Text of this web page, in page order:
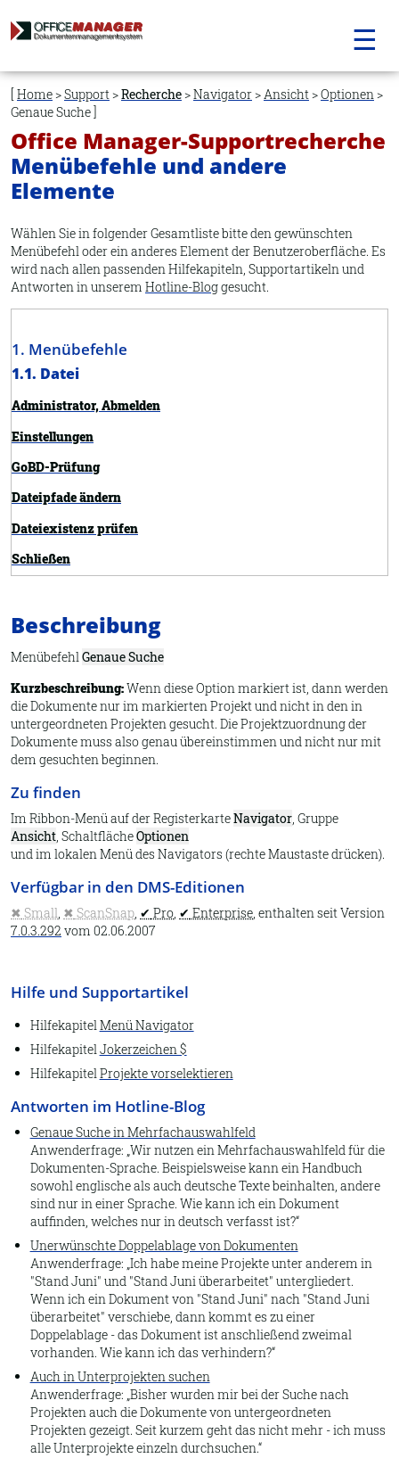
Navigation
überspringen
☰
Home >Support >Recherche >Navigator >Ansicht >Optionen >
Genaue Suche
Office Manager-Supportrecherche
Menübefehle und andere
Elemente
Wählen Sie in folgender Gesamtliste bitte den gewünschten
Menübefehl oder ein anderes Element der Benutzeroberfläche. Es
wird nach allen passenden Hilfekapiteln, Supportartikeln und
Antworten in unserem Hotline-Bloggesucht.
1. Menübefehle
1.1. Datei
Administrator, Abmelden
Einstellungen
GoBD-Prüfung
Dateipfade ändern
Dateiexistenz prüfen
Schließen
Übersicht
Felder definieren
Importieren
Information
Synchronisieren
Eigenschaften
Report
Dubletten suchen
Lexware Buchhalter
Beenden
An Steuerberater senden
Dokumenttyp
Assistent
Auswahllisten
1.2. Start
Datei-Eigenschaften
Extrahieren
Öffnen
Anlagen
Dateipfad öffnen
Vorschau
Dokument
Senden an andere
Senden an CD
Beschreibung
MenübefehlGenaue Suche
Kurzbeschreibung:Wenn diese Option markiert ist, dann werden
die Dokumente nur im markierten Projekt und nicht in den in
untergeordneten Projekten gesucht. Die Projektzuordnung der
Dokumente muss also genau übereinstimmen und nicht nur mit
dem gesuchten beginnen.
Zu finden
Im Ribbon-Menü auf der RegisterkarteNavigator , Gruppe
Ansicht , SchaltflächeOptionen
und im lokalen Menü des Navigators (rechte Maustaste drücken).
Verfügbar in den DMS-Editionen
Small ScanSnap Pro Enterprise , enthalten seit Version
7.0.3.292 vom 02.06.2007
Hilfe und Supportartikel
Hilfekapitel Menü Navigator
HilfekapitelJokerzeichen $
HilfekapitelProjekte vorselektieren
Antworten im Hotline-Blog
Genaue Suche in Mehrfachauswahlfeld
Anwenderfrage: Wir nutzen ein Mehrfachauswahlfeld für die
Dokumenten-Sprache. Beispielsweise kann ein Handbuch
sowohl englische als auch deutsche Texte beinhalten, andere
sind nur in einer Sprache. Wie kann ich ein Dokument
auffinden, welches nur in deutsch verfasst ist?
Unerwünschte Doppelablage von Dokumenten
Anwenderfrage: Ich habe meine Projekte unter anderem in
"Stand Juni" und "Stand Juni überarbeitet" untergliedert.
Wenn ich ein Dokument von "Stand Juni" nach "Stand Juni
überarbeitet" verschiebe, dann kommt es zu einer
Doppelablage - das Dokument ist anschließend zweimal
vorhanden. Wie kann ich das verhindern?
Auch in Unterprojekten suchen
Anwenderfrage: Bisher wurden mir bei der Suche nach
Projekten auch die Dokumente von untergeordneten
Projekten gezeigt. Seit kurzem geht das nicht mehr - ich muss
alle Unterprojekte einzeln durchsuchen.